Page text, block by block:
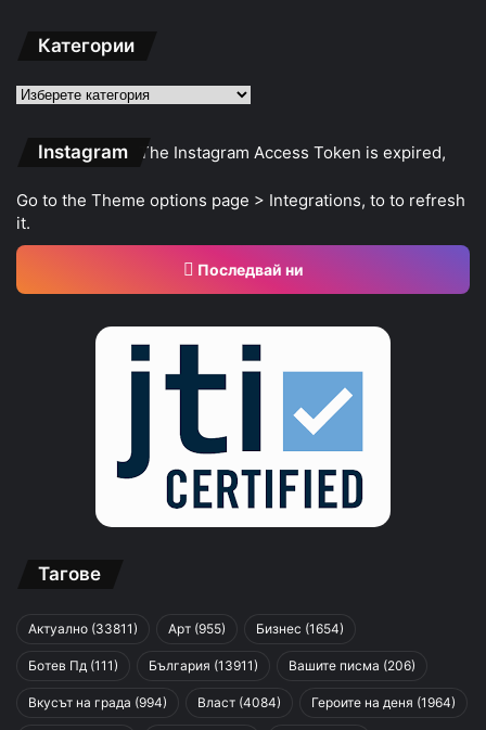
Категории
Категории
Instagram The Instagram Access Token is expired,
Go to the Theme options page > Integrations, to to refresh
it.
Последвай ни
Тагове
Актуално (33811) Арт (955) Бизнес (1654)
Ботев Пд (111) България (13911) Вашите писма (206)
Вкусът на града (994) Власт (4084) Героите на деня (1964)